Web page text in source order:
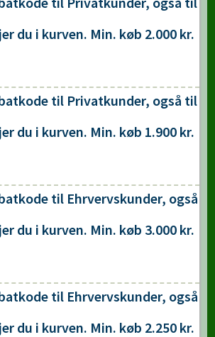
du i kurven. Min. køb 2.000 kr.
til Privatkunder, også til
du i kurven. Min. køb 1.900 kr.
til Ehrvervskunder, også
du i kurven. Min. køb 3.000 kr.
til Ehrvervskunder, også
du i kurven. Min. køb 2.250 kr.